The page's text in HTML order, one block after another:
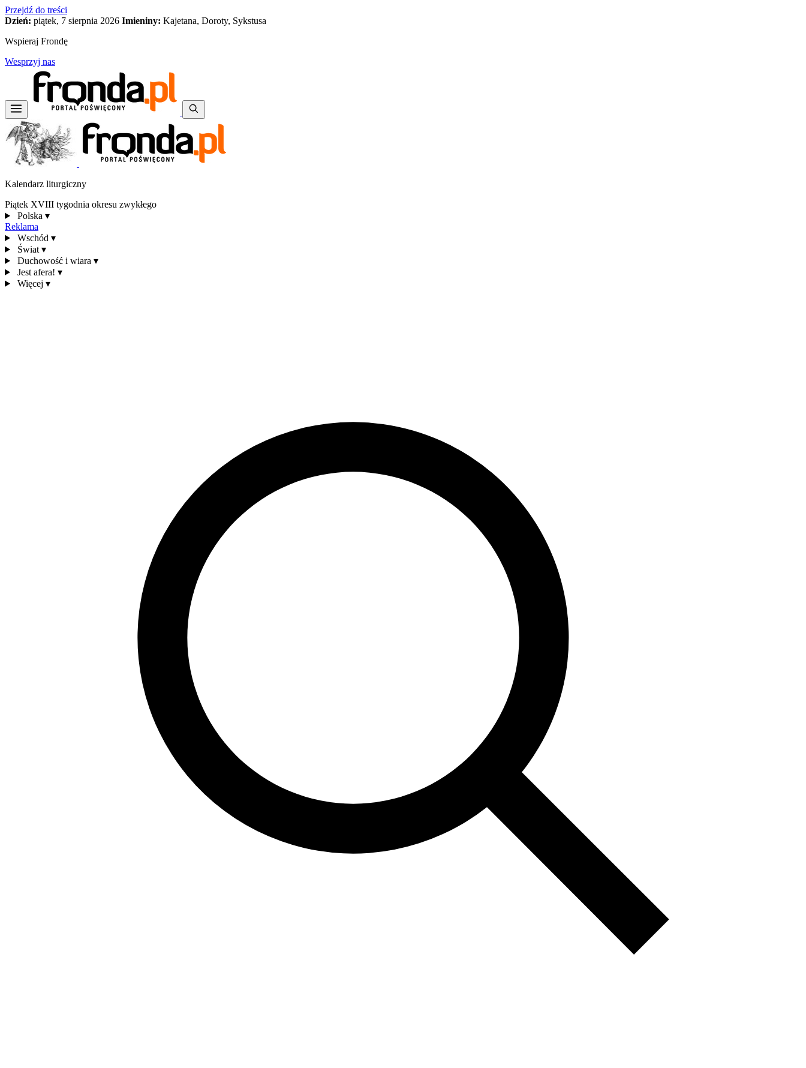
Przejdź do treści
Dzień: piątek, 7 sierpnia 2026 Imieniny: Kajetana, Doroty, Sykstusa
Wspieraj Frondę
Wesprzyj nas
Kalendarz liturgiczny
Piątek XVIII tygodnia okresu zwykłego
Polska ▾
Reklama
Wschód ▾
Świat ▾
Duchowość i wiara ▾
Jest afera! ▾
Więcej ▾